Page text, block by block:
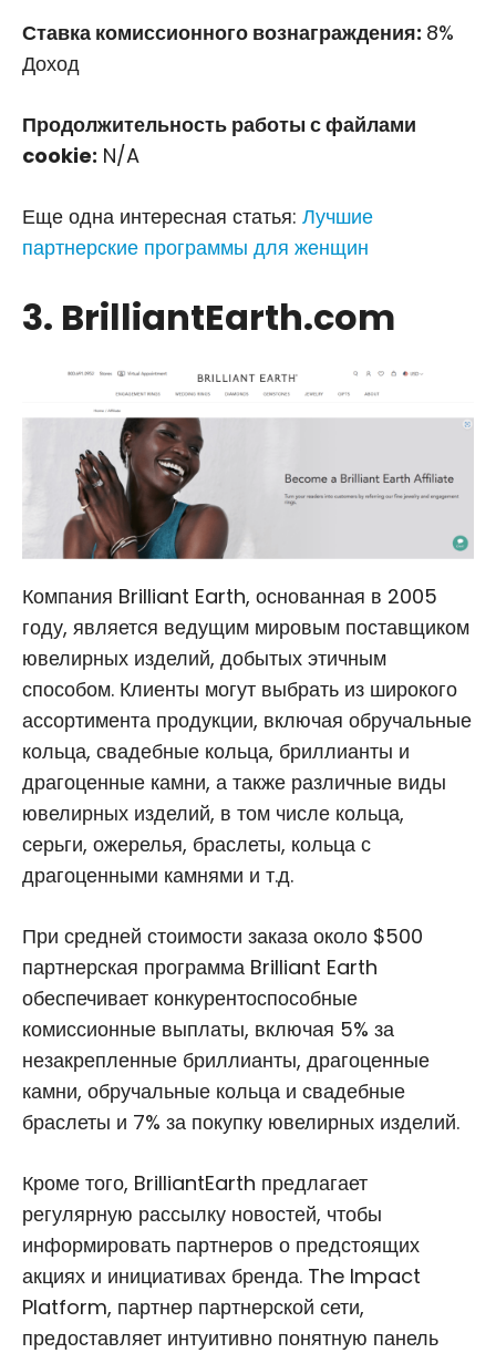
Ставка комиссионного вознаграждения: 8%
Доход
Продолжительность работы с файлами
cookie: N/A
Еще одна интересная статья: Лучшие
партнерские программы для женщин
3. BrilliantEarth.com
Компания Brilliant Earth, основанная в 2005
году, является ведущим мировым поставщиком
ювелирных изделий, добытых этичным
способом. Клиенты могут выбрать из широкого
ассортимента продукции, включая обручальные
кольца, свадебные кольца, бриллианты и
драгоценные камни, а также различные виды
ювелирных изделий, в том числе кольца,
серьги, ожерелья, браслеты, кольца с
драгоценными камнями и т.д.
При средней стоимости заказа около $500
партнерская программа Brilliant Earth
обеспечивает конкурентоспособные
комиссионные выплаты, включая 5% за
незакрепленные бриллианты, драгоценные
камни, обручальные кольца и свадебные
браслеты и 7% за покупку ювелирных изделий.
Кроме того, BrilliantEarth предлагает
регулярную рассылку новостей, чтобы
информировать партнеров о предстоящих
акциях и инициативах бренда. The Impact
Platform, партнер партнерской сети,
предоставляет интуитивно понятную панель